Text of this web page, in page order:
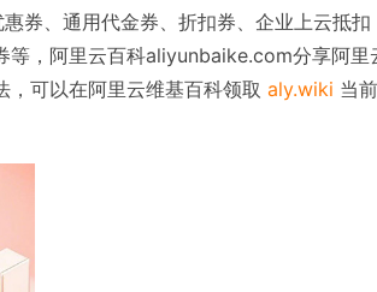
券、通用代金券、折扣券、企业上云抵扣
等，阿里云百科aliyunbaike.com分享阿里
可以在阿里云维基百科领取 aly.wiki 当前